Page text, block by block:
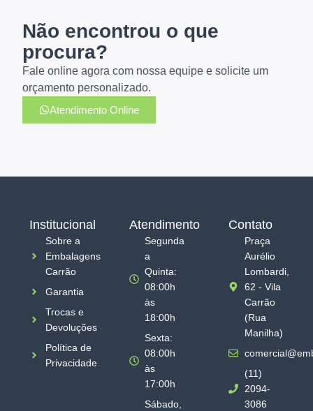
Não encontrou o que
procura?
Fale online agora com nossa equipe e solicite um
orçamento personalizado.
Atendimento Online
Institucional
Sobre a
Embalagens
Carrão
Garantia
Trocas e
Devoluções
Política de
Privacidade
Atendimento
Segunda
a
Quinta:
08:00h
às
18:00h
Sexta:
08:00h
às
17:00h
Sábado,
Contato
Praça
Aurélio
Lombardi,
62 - Vila
Carrão
(Rua
Manilha)
(11)
2094-
3086